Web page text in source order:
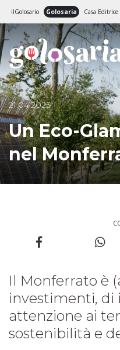
ilGolosario Golosaria Casa Editrice
21.04.2023
Un Eco-
nel
Il Monferrato è
investimenti, di
attenzione ai
sostenibilità e